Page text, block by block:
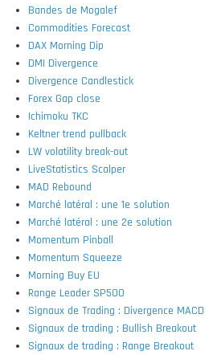
Bandes de Mogalef
Commodities Forecast
DAX Morning Dip
DMI Divergence
Divergence Candlestick
Forex Gap close
Ichimoku TKC
Keltner trend pullback
LW volatility break-out
LiveStatistics Scalper
MAD Rebound
Marché latéral : une 1e solution
Marché latéral : une 2e solution
Momentum Pinball
Momentum Squeeze
Morning Buy EU
Range Leader SP500
Signaux de Trading : Divergence MACD
Signaux de trading : Bullish Breakout
Signaux de trading : Range Breakout